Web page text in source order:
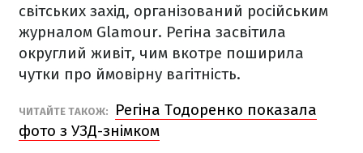
світських захід, організований російським
журналом Glamour. Регіна засвітила
округлий живіт, чим вкотре поширила
чутки про ймовірну вагітність.
ЧИТАЙТЕ ТАКОЖ:
Регіна Тодоренко показала
фото з УЗД-знімком